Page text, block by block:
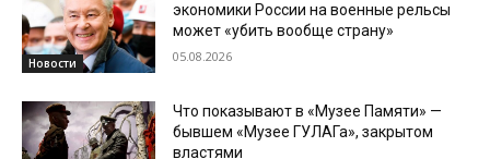
Новости
экономики России на военные рельсы
может «убить вообще страну»
05.08.2026
Что показывают в «Музее Памяти» —
бывшем «Музее ГУЛАГа», закрытом
властями